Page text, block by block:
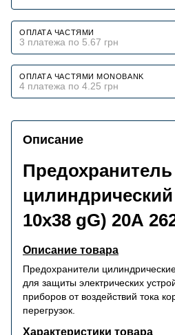
ОПЛАТА ЧАСТЯМИ
3 платежа по 5.67 грн
ОПЛАТА ЧАСТЯМИ MONOBANK
4 платежа по 4.25 грн
Описание
Предохранитель
цилиндрический
10x38 gG) 20А
Описание товара
Предохранители
для защиты электрических
приборов от воздействий тока
перегрузок.
Характеристики товара